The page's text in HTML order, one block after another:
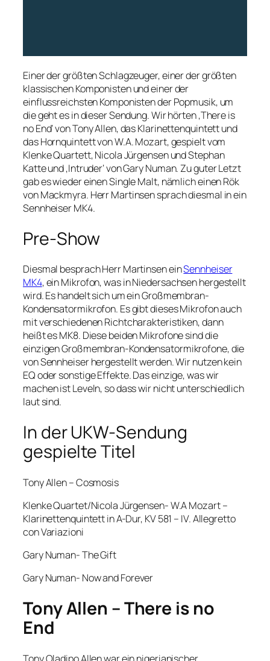
Einer der größten Schlagzeuger, einer der größten
klassischen Komponisten und einer der
einflussreichsten Komponisten der Popmusik, um
die geht es in dieser Sendung. Wir hörten ‚There is
no End‘ von Tony Allen, das Klarinettenquintett und
das Hornquintett von W.A. Mozart, gespielt vom
Klenke Quartett, Nicola Jürgensen und Stephan
Katte und ‚Intruder‘ von Gary Numan. Zu guter Letzt
gab es wieder einen Single Malt, nämlich einen Rök
von Mackmyra. Herr Martinsen sprach diesmal in ein
Sennheiser MK4.
Pre-Show
Diesmal besprach Herr Martinsen einSennheiser
MK4, ein Mikrofon, was in Niedersachsen hergestellt
wird. Es handelt sich um ein Großmembran-
Kondensatormikrofon. Es gibt dieses Mikrofon auch
mit verschiedenen Richtcharakteristiken, dann
heißt es MK8. Diese beiden Mikrofone sind die
einzigen Großmembran-Kondensatormikrofone, die
von Sennheiser hergestellt werden. Wir nutzen kein
EQ oder sonstige Effekte. Das einzige, was wir
machen ist Leveln, so dass wir nicht unterschiedlich
laut sind.
In der UKW-Sendung
gespielte Titel
Tony Allen – Cosmosis
Klenke Quartet/Nicola Jürgensen- W.A Mozart –
Klarinettenquintett in A-Dur, KV 581 – IV. Allegretto
con Variazioni
Gary Numan- The Gift
Gary Numan- Now and Forever
Tony Allen – There is no
End
Tony Oladipo Allen war ein nigerianischer